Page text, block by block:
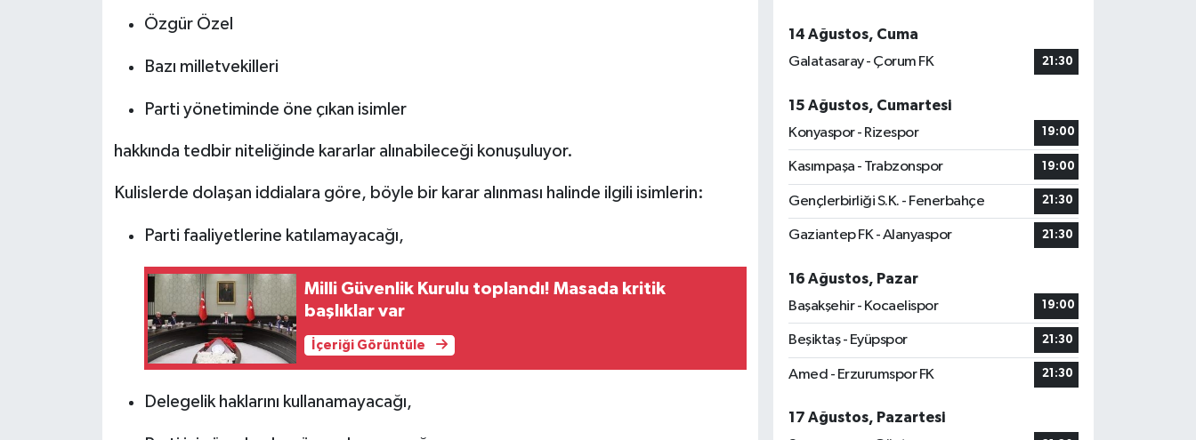
Özgür Özel
Bazı milletvekilleri
Parti yönetiminde öne çıkan isimler
hakkında tedbir niteliğinde kararlar alınabileceği konuşuluyor.
Kulislerde dolaşan iddialara göre, böyle bir karar alınması halinde ilgili isimlerin:
Parti faaliyetlerine katılamayacağı,
Milli Güvenlik Kurulu toplandı! Masada kritik
başlıklar var
İçeriği Görüntüle
Delegelik haklarını kullanamayacağı,
14 Ağustos, Cuma
Galatasaray - Çorum FK
21:30
15 Ağustos, Cumartesi
Konyaspor - Rizespor
19:00
Kasımpaşa - Trabzonspor 19:00
Gençlerbirliği S.K. - Fenerbahçe 21:30
Gaziantep FK - Alanyaspor 21:30
16 Ağustos, Pazar
Başakşehir - Kocaelispor
19:00
Beşiktaş - Eyüpspor 21:30
Amed - Erzurumspor FK 21:30
17 Ağustos, Pazartesi